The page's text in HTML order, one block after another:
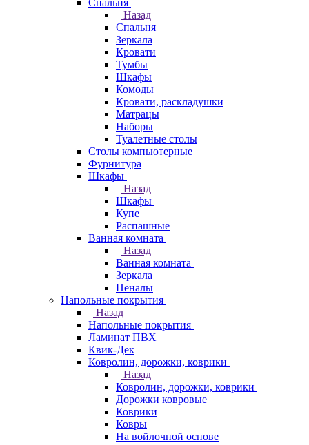
Спальня
Назад
Спальня
Зеркала
Кровати
Тумбы
Шкафы
Комоды
Кровати, раскладушки
Матрацы
Наборы
Туалетные столы
Столы компьютерные
Фурнитура
Шкафы
Назад
Шкафы
Купе
Распашные
Ванная комната
Назад
Ванная комната
Зеркала
Пеналы
Напольные покрытия
Назад
Напольные покрытия
Ламинат ПВХ
Квик-Дек
Ковролин, дорожки, коврики
Назад
Ковролин, дорожки, коврики
Дорожки ковровые
Коврики
Ковры
На войлочной основе